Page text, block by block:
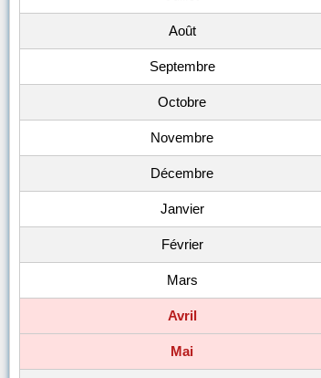
Août
Septembre
Octobre
Novembre
Décembre
Janvier
Février
Mars
Avril
Mai